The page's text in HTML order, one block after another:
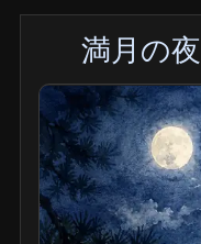
満月の